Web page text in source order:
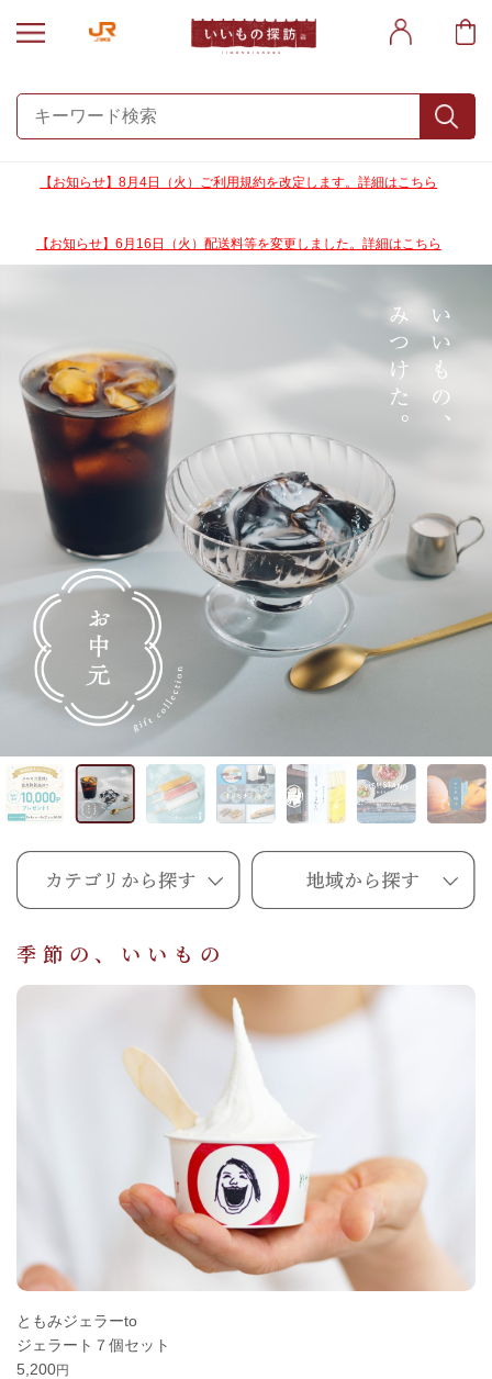
【お知らせ】8月4日（火）ご利用規約を改定します。詳細はこちら
【お知らせ】6月16日（火）配送料等を変更しました。詳細はこちら
季節の、いいもの
ともみジェラーto
ジェラート７個セット
5,200円